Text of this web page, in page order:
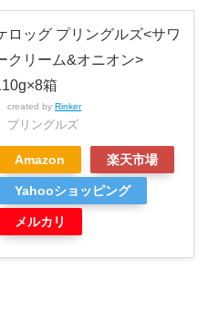
ロッグ プリングルズ<サワ
クリーム&オニオン>
箱
created by Rinker
プリングルズ
Amazon 楽天市場
Yahooショッピング
メルカリ